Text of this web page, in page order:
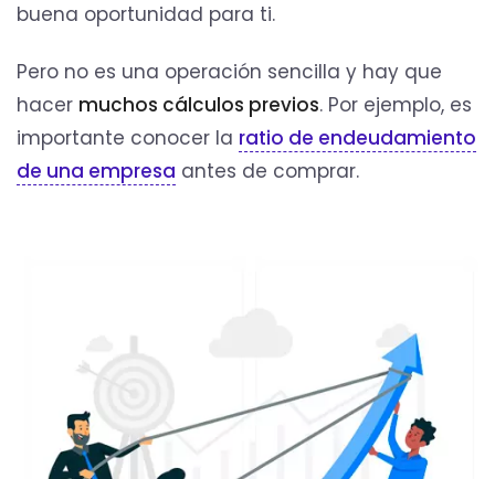
buena oportunidad para ti.
Pero no es una operación sencilla y hay que
hacer muchos cálculos previos. Por ejemplo, es
importante conocer la ratio de endeudamiento
de una empresa antes de comprar.